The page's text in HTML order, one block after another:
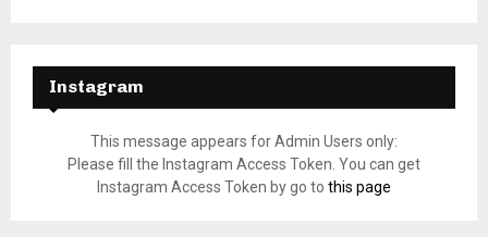
Instagram
This message appears for Admin Users only:
Please fill the Instagram Access Token. You can get
Instagram Access Token by go to this page